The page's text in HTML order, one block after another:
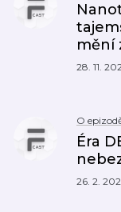
mění
28. 11.
O
Éra
26. 2.